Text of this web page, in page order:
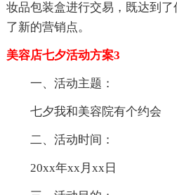
妆品包装盒进行交易，既达到
了新的营销点。
美容店七夕活动方案3
一、活动主题：
七夕我和美容院有个约会
二、活动时间：
20xx年xx月xx日